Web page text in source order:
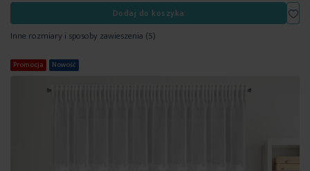
Dodaj do koszyka
Inne rozmiary i sposoby zawieszenia (5)
Promocja Nowość